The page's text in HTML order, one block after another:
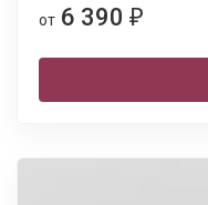
от 6 390 ₽